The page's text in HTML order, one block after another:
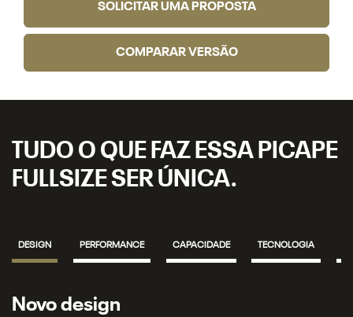
SOLICITAR UMA PROPOSTA
COMPARAR VERSÃO
TUDO O QUE FAZ ESSA PICAPE
FULLSIZE SER ÚNICA.
DESIGN PERFORMANCE CAPACIDADE TECNOLOGIA
Novos faróis